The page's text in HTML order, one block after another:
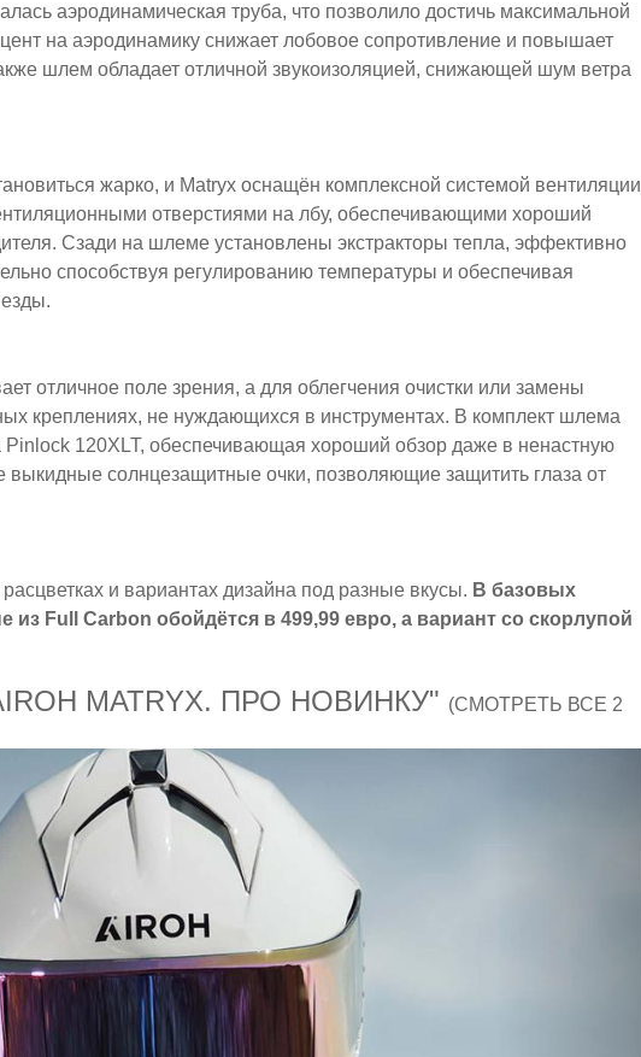
аэродинамическая труба, что позволило достичь максимальной
на аэродинамику снижает лобовое сопротивление и повышает
шлем обладает отличной звукоизоляцией, снижающей шум ветра
жарко, и Matryx оснащён комплексной системой вентиляции
отверстиями на лбу, обеспечивающими хороший
Сзади на шлеме установлены экстракторы тепла, эффективно
способствуя регулированию температуры и обеспечивая
отличное поле зрения, а для облегчения очистки или замены
креплениях, не нуждающихся в инструментах. В комплект шлема
Pinlock 120XLT, обеспечивающая хороший обзор даже в ненастную
солнцезащитные очки, позволяющие защитить глаза от
и вариантах дизайна под разные вкусы. В базовых
Full Carbon обойдётся в 499,99 евро, а вариант со скорлупой
MATRYX. ПРО НОВИНКУ" (СМОТРЕТЬ ВСЕ 2